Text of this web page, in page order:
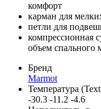
комфорт
карман для
петли для
компрессионная
объем спального
Бренд
Marmot
Температура
-30.3 -11.2 -4.6